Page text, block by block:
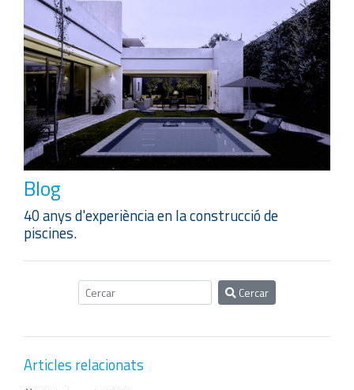
Blog
40 anys d'experiència en la construcció de
piscines.
Cercar
Articles relacionats